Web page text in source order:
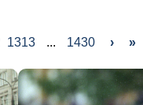
1313 ... 1430 › »